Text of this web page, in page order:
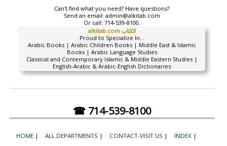
Can't find what you need? Have questions?
Send an email: admin@alkitab.com
Or call: 714-539-8100.
alkitab.com الكتاب
Proud to Specialize In...
Arabic Books | Arabic Children Books | Middle East & Islamic
Books | Arabic Language Studies
Classical and Contemporary Islamic & Middle Eastern Studies |
English-Arabic & Arabic-English Dictionaries
☎ 714-539-8100
HOME | ALL DEPARTMENTS | CONTACT-VISIT US | INDEX |